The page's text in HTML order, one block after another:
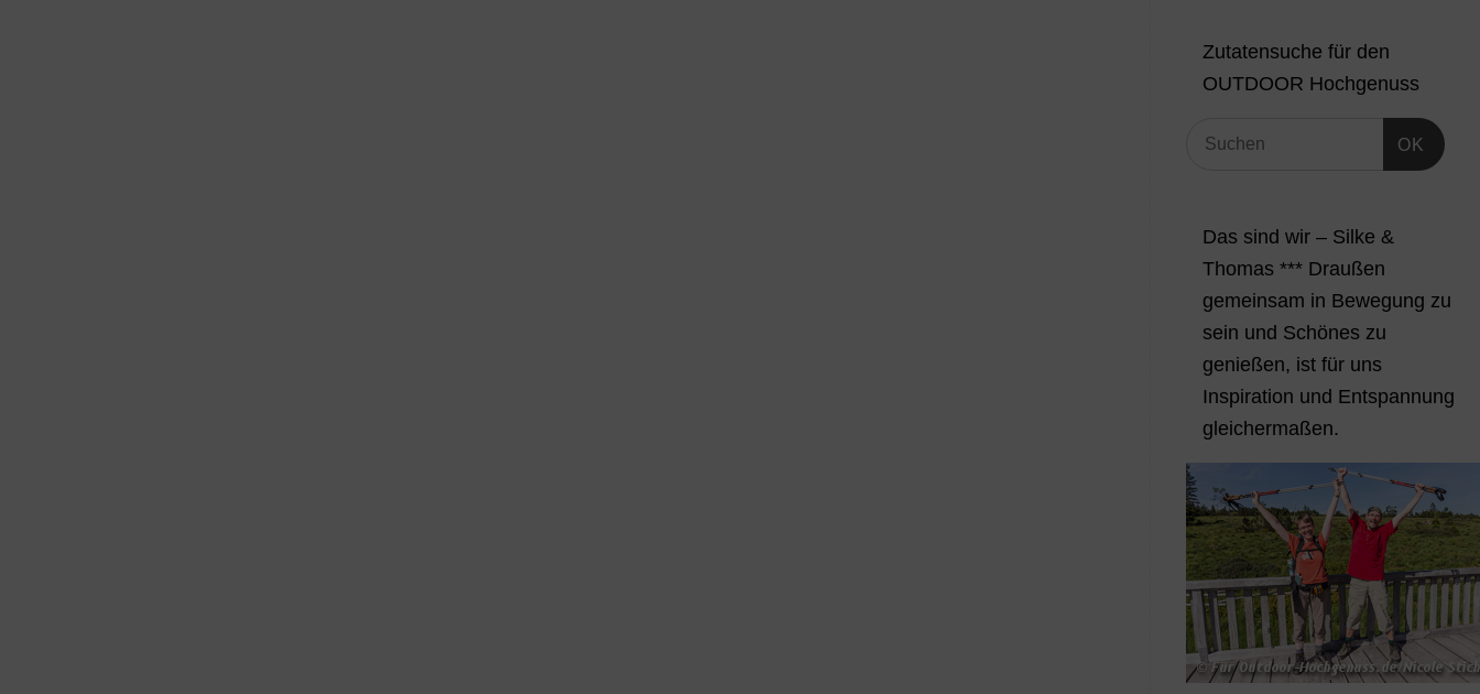
Zutatensuche für den
OUTDOOR Hochgenuss
OK
Das sind wir – Silke &
Thomas *** Draußen
gemeinsam in Bewegung zu
sein und Schönes zu
genießen, ist für uns
Inspiration und Entspannung
gleichermaßen.